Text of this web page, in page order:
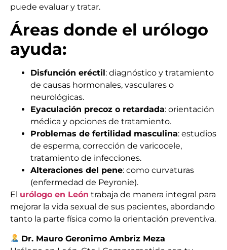
puede evaluar y tratar.
Áreas donde el urólogo
ayuda:
Disfunción eréctil: diagnóstico y tratamiento
de causas hormonales, vasculares o
neurológicas.
Eyaculación precoz o retardada: orientación
médica y opciones de tratamiento.
Problemas de fertilidad masculina: estudios
de esperma, corrección de varicocele,
tratamiento de infecciones.
Alteraciones del pene: como curvaturas
(enfermedad de Peyronie).
El urólogo en León trabaja de manera integral para
mejorar la vida sexual de sus pacientes, abordando
tanto la parte física como la orientación preventiva.
Dr. Mauro Geronimo Ambriz Meza